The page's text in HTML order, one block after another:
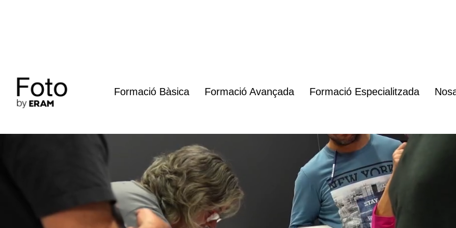
Formació Bàsica Formació Avançada Formació Especialitzada